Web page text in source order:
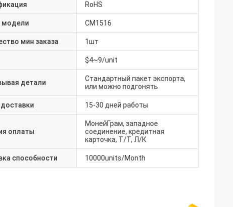
RoHS
модели СМ1516
мин заказа 1шт
$4~9/unit
детали
Стандартный пакет экспорта,
или можно подгонять
15-30 дней работы
оплаты
МонейГрам, западное
соединение, кредитная
карточка, Т/Т, Л/К
способности 10000units/Month